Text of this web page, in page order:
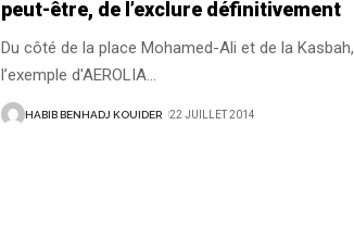
peut-être, de l’exclure définitivement
Du côté de la place Mohamed-Ali et de la Kasbah,
l’exemple d'AEROLIA…
HABIB BENHADJ KOUIDER 22 JUILLET 2014